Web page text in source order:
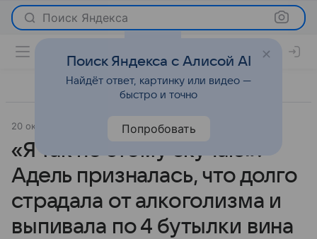
Поиск Яндекса
20 октября 2023 Parents Светская жизнь
«Я так по этому скучаю»:
Адель призналась, что долго
страдала от алкоголизма и
выпивала по 4 бутылки вина
Поиск Яндекса с Алисой AI
Найдёт ответ, картинку или видео —
быстро и точно
Попробовать